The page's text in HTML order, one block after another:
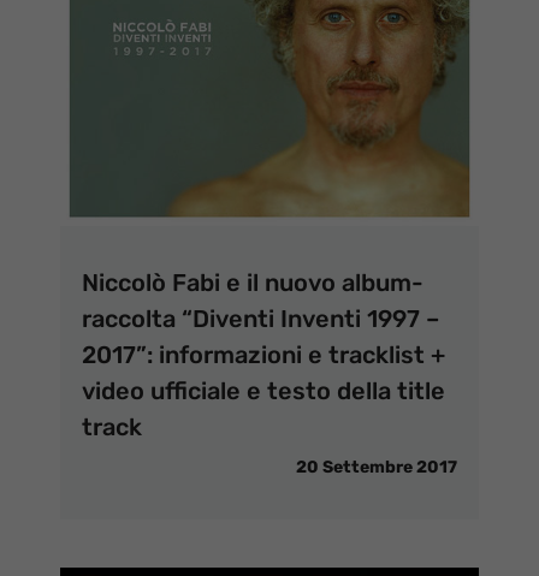
Niccolò Fabi e il nuovo album-
raccolta “Diventi Inventi 1997 –
2017”: informazioni e tracklist +
video ufficiale e testo della title
track
20 Settembre 2017